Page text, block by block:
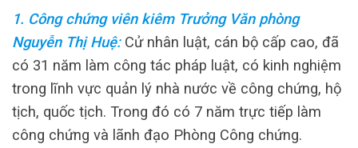
1. Công chứng viên kiêm Trưởng Văn phòng
Nguyễn Thị Huệ: Cử nhân luật, cán bộ cấp cao, đã
có 31 năm làm công tác pháp luật, có kinh nghiệm
trong lĩnh vực quản lý nhà nước về công chứng, hộ
tịch, quốc tịch. Trong đó có 7 năm trực tiếp làm
công chứng và lãnh đạo Phòng Công chứng.